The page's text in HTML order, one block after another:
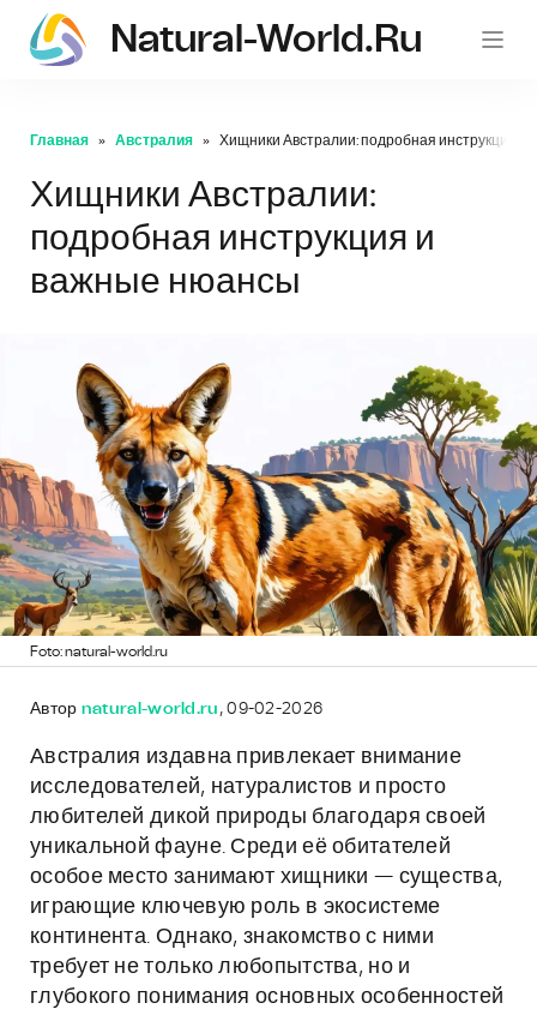
Natural-World.ru
Главная Австралия Хищники Австралии: подробная инструкция
Хищники Австралии:
подробная инструкция и
важные нюансы
Foto: natural-world.ru
Автор natural-world.ru , 09-02-2026
Австралия издавна привлекает внимание
исследователей, натуралистов и просто
любителей дикой природы благодаря своей
уникальной фауне. Среди её обитателей
особое место занимают хищники — существа,
играющие ключевую роль в экосистеме
континента. Однако, знакомство с ними
требует не только любопытства, но и
глубокого понимания основных особенностей